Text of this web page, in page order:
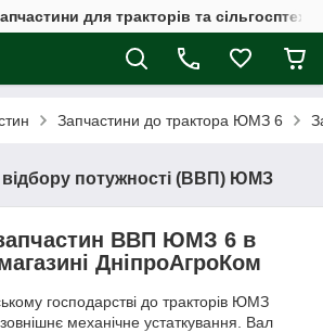
для тракторів та
Запчастини до трактора ЮМЗ 6
потужності (ВВП) ЮМЗ
ВВП ЮМЗ 6 в
ДніпроАгроКом
господарстві до тракторів ЮМЗ
механічне устаткування. Вал